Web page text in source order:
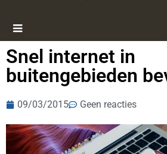
Snel internet in
buitengebieden
09/03/2015 Geen reacties